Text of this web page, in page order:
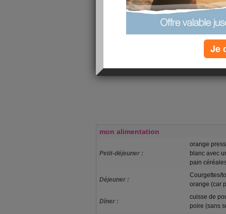
- déjeuner : carottes en bâtons + poisson/riz +
- dîner : soupe + fromage + orange
Toute la famille mange comme moi, donc je
de plus avec, les menus à la semaine
achète pas des trucs vite fait ou sur un coup
simplifie la vie, les courses et le porte-monnaie.
à demain.
mon alimentation
Petit-déjeuner :
orange
blanc avec
pain
Déjeuner :
Courgettes/
orange (car
Dîner :
cuisse de
poire (sans
Je